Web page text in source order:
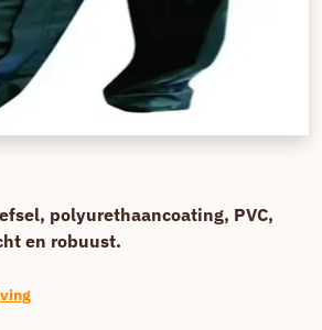
polyurethaancoating, PVC,
en robuust.